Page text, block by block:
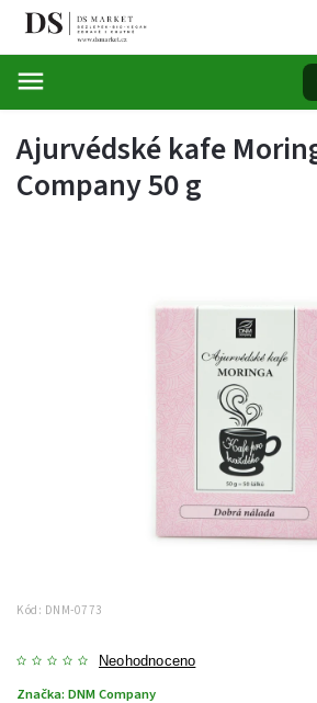
Ajurvédské kafe
Company 50 g
Kód: DNM-0773
Neohodnoceno
Značka: DNM Company